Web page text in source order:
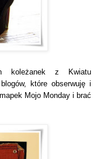
koleżanek z Kwiatu
które obserwuję i
Mojo Monday i brać